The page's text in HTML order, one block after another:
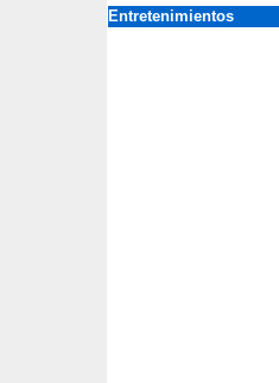
Entretenimientos